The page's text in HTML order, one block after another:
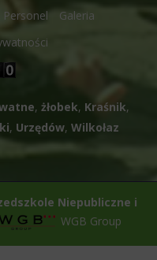
Personel
Galeria
, żłobek, Kraśnik,
, Urzędów, Wilkołaz
Niepubliczne i
WGB Group